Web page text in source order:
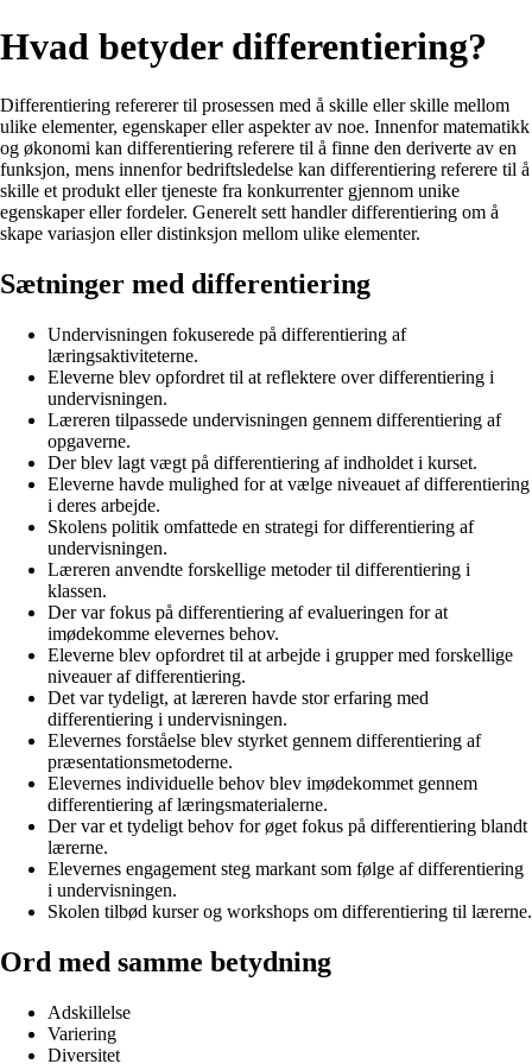
Hvad betyder differentiering?
Differentiering refererer til prosessen med å skille eller skille mellom
ulike elementer, egenskaper eller aspekter av noe. Innenfor matematikk
og økonomi kan differentiering referere til å finne den deriverte av en
funksjon, mens innenfor bedriftsledelse kan differentiering referere til å
skille et produkt eller tjeneste fra konkurrenter gjennom unike
egenskaper eller fordeler. Generelt sett handler differentiering om å
skape variasjon eller distinksjon mellom ulike elementer.
Sætninger med differentiering
Undervisningen fokuserede på differentiering af
læringsaktiviteterne.
Eleverne blev opfordret til at reflektere over differentiering i
undervisningen.
Læreren tilpassede undervisningen gennem differentiering af
opgaverne.
Der blev lagt vægt på differentiering af indholdet i kurset.
Eleverne havde mulighed for at vælge niveauet af differentiering
i deres arbejde.
Skolens politik omfattede en strategi for differentiering af
undervisningen.
Læreren anvendte forskellige metoder til differentiering i
klassen.
Der var fokus på differentiering af evalueringen for at
imødekomme elevernes behov.
Eleverne blev opfordret til at arbejde i grupper med forskellige
niveauer af differentiering.
Det var tydeligt, at læreren havde stor erfaring med
differentiering i undervisningen.
Elevernes forståelse blev styrket gennem differentiering af
præsentationsmetoderne.
Elevernes individuelle behov blev imødekommet gennem
differentiering af læringsmaterialerne.
Der var et tydeligt behov for øget fokus på differentiering blandt
lærerne.
Elevernes engagement steg markant som følge af differentiering
i undervisningen.
Skolen tilbød kurser og workshops om differentiering til lærerne.
Ord med samme betydning
Adskillelse
Variering
Diversitet